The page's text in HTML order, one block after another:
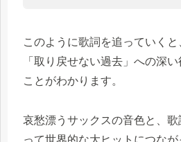
このように歌詞を追っていく
「取り戻せない過去」への深
ことがわかります。
哀愁漂うサックスの音色と、
って世界的な大ヒットにつな